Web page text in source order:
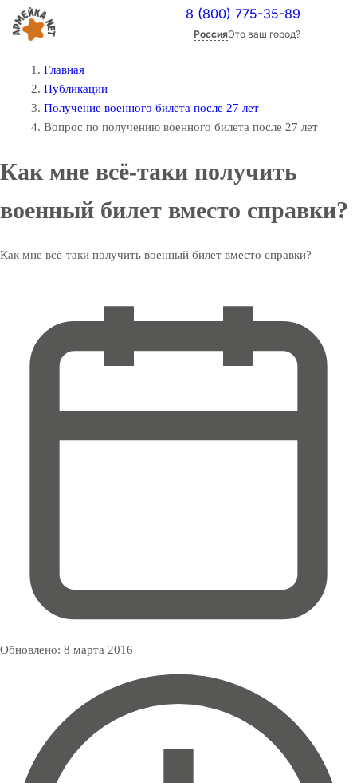
8 (800) 775-35-89
РоссияЭто ваш город?
Главная
Публикации
Получение военного билета после 27 лет
Вопрос по получению военного билета после 27 лет
Как мне всё-таки получить
военный билет вместо справки?
Как мне всё-таки получить военный билет вместо справки?
Обновлено: 8 марта 2016